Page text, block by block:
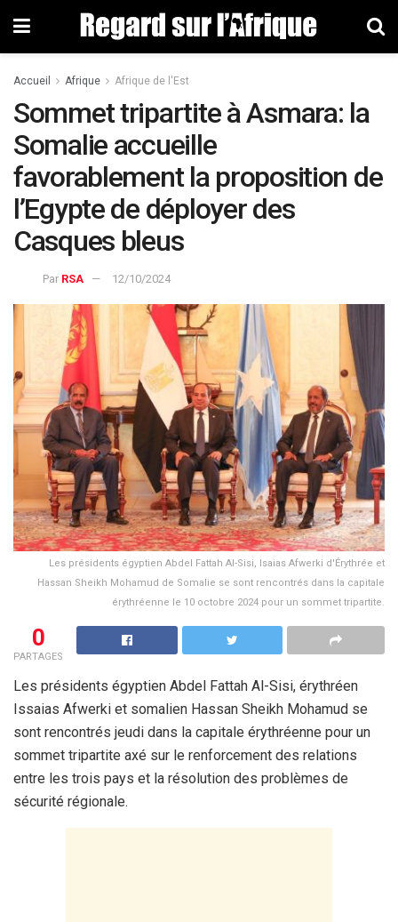
Accueil Afrique Afrique de l'Est
Sommet tripartite à Asmara: la
Somalie accueille
favorablement la proposition de
l’Egypte de déployer des
Casques bleus
Par RSA 12/10/2024
Les présidents égyptien Abdel Fattah Al-Sisi, Isaias Afwerki d'Érythrée et
Hassan Sheikh Mohamud de Somalie se sont rencontrés dans la capitale
érythréenne le 10 octobre 2024 pour un sommet tripartite.
0
PARTAGES
Les présidents égyptien Abdel Fattah Al-Sisi, érythréen
Issaias Afwerki et somalien Hassan Sheikh Mohamud se
sont rencontrés jeudi dans la capitale érythréenne pour un
sommet tripartite axé sur le renforcement des relations
entre les trois pays et la résolution des problèmes de
sécurité régionale.